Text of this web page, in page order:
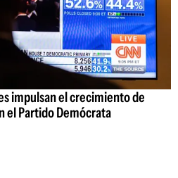
impulsan el crecimiento de
el Partido Demócrata